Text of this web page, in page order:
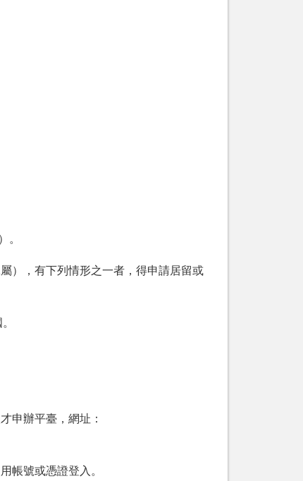
。
），有下列情形之一者，得申請居留或
申辦平臺，網址：
帳號或憑證登入。